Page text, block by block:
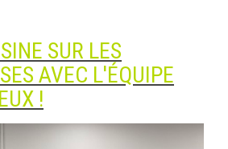
SUR LES
AVEC L'ÉQUIPE
!